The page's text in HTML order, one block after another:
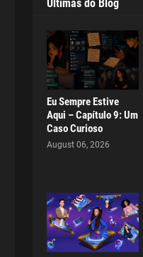
Últimas do Blog
Eu Sempre Estive
Aqui – Capítulo 9: Um
Caso Curioso
August 06, 2026